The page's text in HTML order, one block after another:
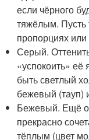
если чёрного
тяжёлым. Пусть
пропорциях
Серый.
«успокоить» её
быть светлый
бежевый (тауп)
Бежевый. Ещё
прекрасно
тёплым (цвет